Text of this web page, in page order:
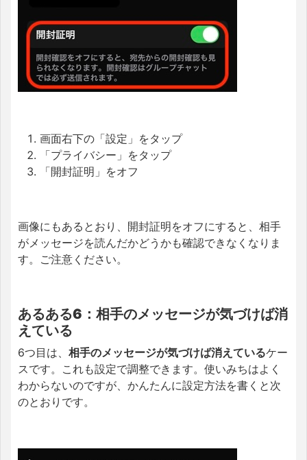
画面右下の「設定」をタップ
「プライバシー」をタップ
「開封証明」をオフ
画像にもあるとおり、開封証明をオフにすると、相手
がメッセージを読んだかどうかも確認できなくなりま
す。ご注意ください。
あるある6：相手のメッセージが気づけば消
えている
6つ目は、 相手のメッセージが気づけば消えているケー
スです。これも設定で調整できます。使いみちはよく
わからないのですが、かんたんに設定方法を書くと次
のとおりです。